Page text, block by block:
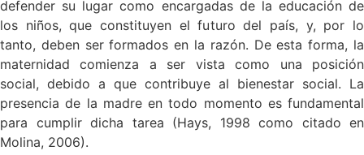
defender su lugar como encargadas de la educación de
los niños, que constituyen el futuro del país, y, por lo
tanto, deben ser formados en la razón. De esta forma, la
maternidad comienza a ser vista como una posición
social, debido a que contribuye al bienestar social. La
presencia de la madre en todo momento es fundamental
para cumplir dicha tarea (Hays, 1998 como citado en
Molina, 2006).